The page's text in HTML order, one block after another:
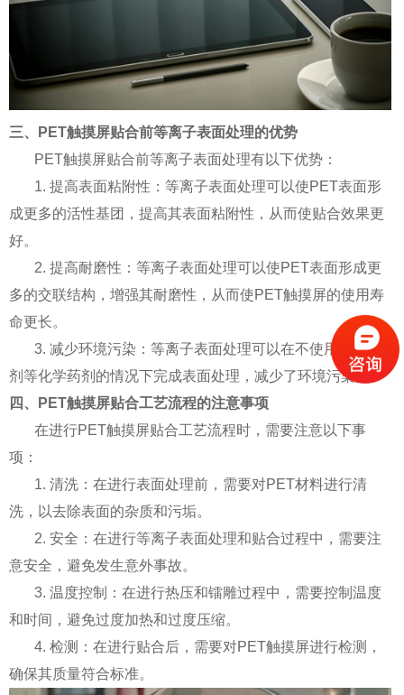
三、PET触摸屏贴合前等离子表面处理的优势
PET触摸屏贴合前等离子表面处理有以下优势：
1. 提高表面粘附性：等离子表面处理可以使PET表面形
成更多的活性基团，提高其表面粘附性，从而使贴合效果更
好。
2. 提高耐磨性：等离子表面处理可以使PET表面形成更
多的交联结构，增强其耐磨性，从而使PET触摸屏的使用寿
命更长。
3. 减少环境污染：等离子表面处理可以在不使用有机溶
剂等化学药剂的情况下完成表面处理，减少了环境污染。
四、PET触摸屏贴合工艺流程的注意事项
在进行PET触摸屏贴合工艺流程时，需要注意以下事
项：
1. 清洗：在进行表面处理前，需要对PET材料进行清
洗，以去除表面的杂质和污垢。
2. 安全：在进行等离子表面处理和贴合过程中，需要注
意安全，避免发生意外事故。
3. 温度控制：在进行热压和镭雕过程中，需要控制温度
和时间，避免过度加热和过度压缩。
4. 检测：在进行贴合后，需要对PET触摸屏进行检测，
确保其质量符合标准。